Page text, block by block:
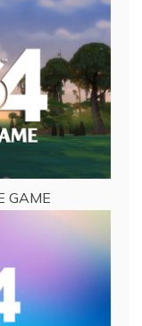
GAME